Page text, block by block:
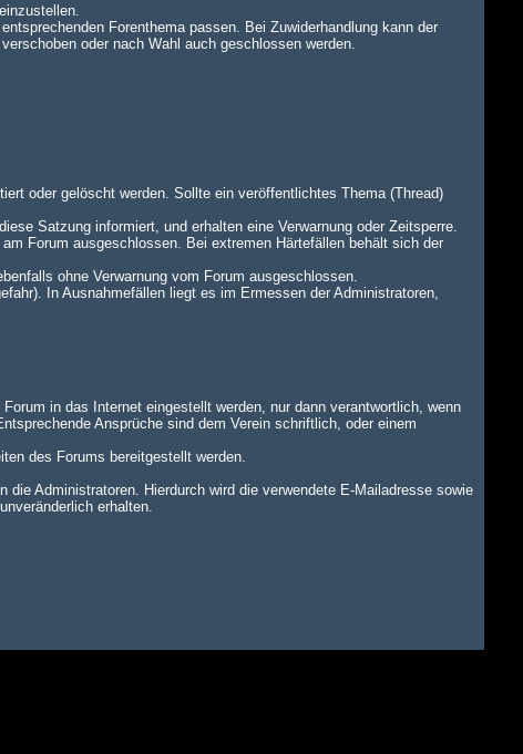
Forenthema passen. Bei Zuwiderhandlung kann der
oder nach Wahl auch geschlossen werden.
oder gelöscht werden. Sollte ein veröffentlichtes Thema (Thread)
Satzung informiert, und erhalten eine Verwarnung oder Zeitsperre.
Forum ausgeschlossen. Bei extremen Härtefällen behält sich der
ohne Verwarnung vom Forum ausgeschlossen.
In Ausnahmefällen liegt es im Ermessen der Administratoren,
in das Internet eingestellt werden, nur dann verantwortlich, wenn
Ansprüche sind dem Verein schriftlich, oder einem
des Forums bereitgestellt werden.
Administratoren. Hierdurch wird die verwendete E-Mailadresse sowie
erhalten.